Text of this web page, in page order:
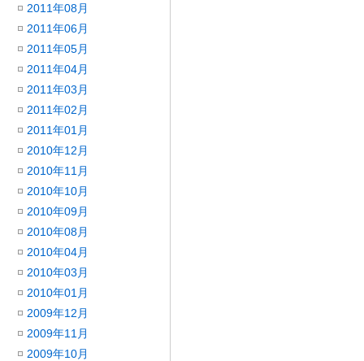
2011年08月
2011年06月
2011年05月
2011年04月
2011年03月
2011年02月
2011年01月
2010年12月
2010年11月
2010年10月
2010年09月
2010年08月
2010年04月
2010年03月
2010年01月
2009年12月
2009年11月
2009年10月